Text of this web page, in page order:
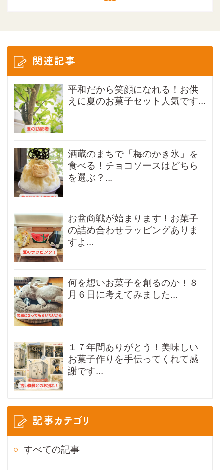
関連記事
平和だから笑顔になれる！お供
えに夏のお菓子セット人気です...
酒蔵のまちで「梅のかき氷」を
食べる！チョコソースはどちら
を選ぶ？...
お盆商戦が始まります！お菓子
の詰め合わせラッピングありま
すよ...
何を想いお菓子を創るのか！８
月６日に考えてみました...
１７年間ありがとう！美味しい
お菓子作りを手伝ってくれて感
謝です...
記事カテゴリ
すべての記事